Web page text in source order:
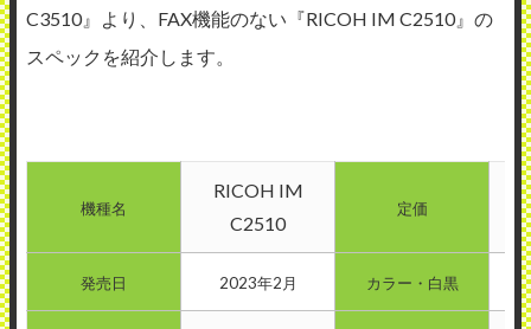
C3510』より、FAX機能のない『RICOH IM C2510』の
スペックを紹介します。
機種名
RICOH IM
C2510
定価
発売日 2023年2月 カラー・白黒